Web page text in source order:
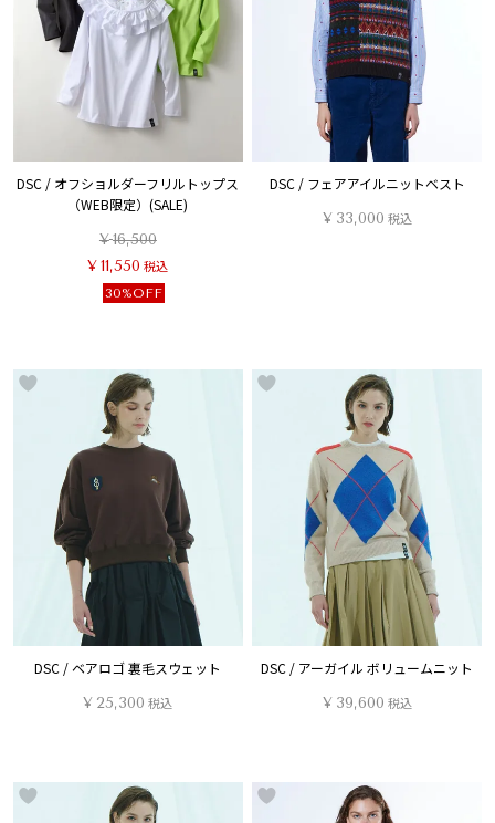
DSC / オフショルダーフリルトップス
（WEB限定）(SALE)
¥16,500
¥ 11,550 税込
30%OFF
DSC / フェアアイルニットベスト
¥ 33,000 税込
DSC / ベアロゴ 裏毛スウェット
¥ 25,300 税込
DSC / アーガイル ボリュームニット
¥ 39,600 税込